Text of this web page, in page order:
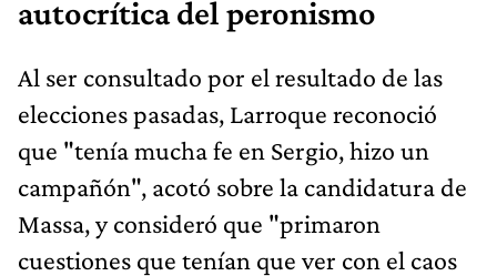
autocrítica del peronismo
Al ser consultado por el resultado de las
elecciones pasadas, Larroque reconoció
que "tenía mucha fe en Sergio, hizo un
campañón", acotó sobre la candidatura de
Massa, y consideró que "primaron
cuestiones que tenían que ver con el caos